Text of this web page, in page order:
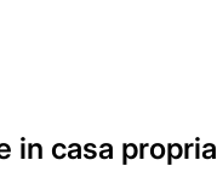
in casa propria